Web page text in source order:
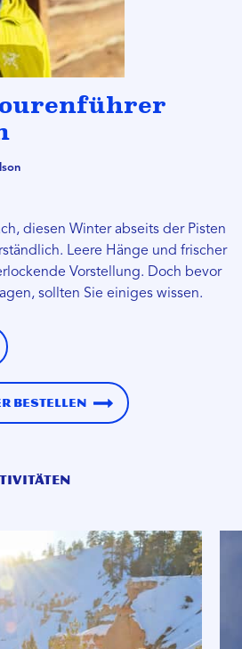
diesen Winter abseits der Pisten
Leere Hänge und frischer
Vorstellung. Doch bevor
sollten Sie einiges wissen.
bestellen